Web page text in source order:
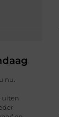
nu.
uiten